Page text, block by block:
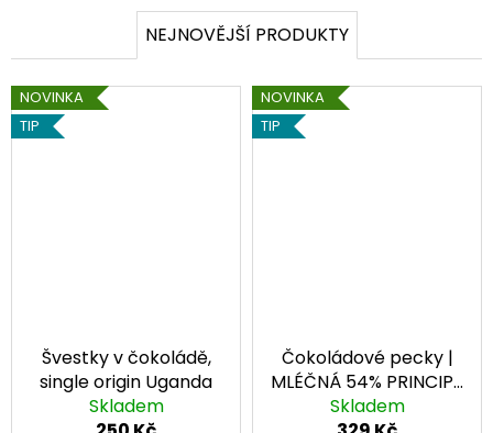
NEJNOVĚJŠÍ PRODUKTY
NOVINKA
TIP
Švestky v čokoládě,
single origin Uganda
Skladem
NOVINKA
TIP
Čokoládové pecky |
MLÉČNÁ 54% PRINCIPE
ISLAND, 200g, bio
Skladem